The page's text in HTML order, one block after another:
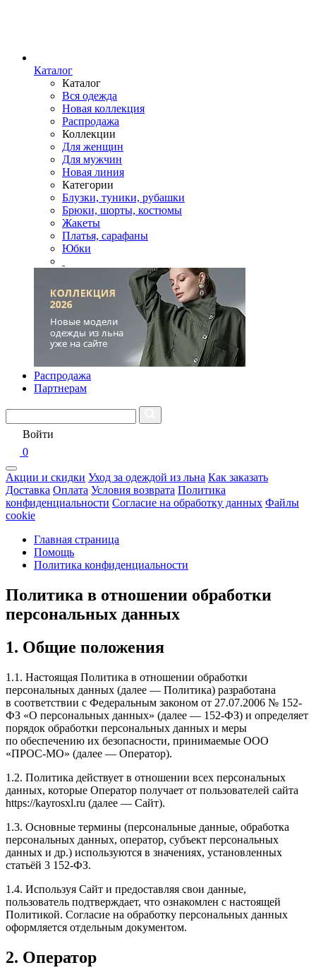
Каталог
Каталог
Вся одежда
Новая коллекция
Распродажа
Коллекции
Для женщин
Для мужчин
Новая линия
Категории
Блузки, туники, рубашки
Брюки, шорты, костюмы
Жакеты
Платья, сарафаны
Юбки
Распродажа
Партнерам
Войти
0
Акции и скидки Уход за одеждой из льна Как заказать
Доставка Оплата Условия возврата Политика
конфиденциальности Согласие на обработку данных Файлы
cookie
Главная страница
Помощь
Политика конфиденциальности
Политика в отношении обработки
персональных данных
1. Общие положения
1.1. Настоящая Политика в отношении обработки
персональных данных (далее — Политика) разработана
в соответствии с Федеральным законом от 27.07.2006 № 152-
ФЗ «О персональных данных» (далее — 152-ФЗ) и определяет
порядок обработки персональных данных и меры
по обеспечению их безопасности, принимаемые ООО
«ПРОС-МО» (далее — Оператор).
1.2. Политика действует в отношении всех персональных
данных, которые Оператор получает от пользователей сайта
https://kayrosxl.ru (далее — Сайт).
1.3. Основные термины (персональные данные, обработка
персональных данных, оператор, субъект персональных
данных и др.) используются в значениях, установленных
статьёй 3 152-ФЗ.
1.4. Используя Сайт и предоставляя свои данные,
пользователь подтверждает, что ознакомлен с настоящей
Политикой. Согласие на обработку персональных данных
оформляется отдельным документом.
2. Оператор